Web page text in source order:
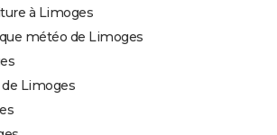
à Limoges
météo de Limoges
Limoges